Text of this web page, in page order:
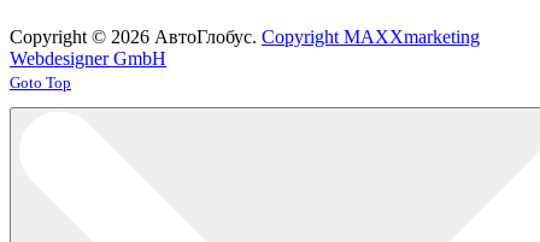
Copyright © 2026 АвтоГлобус. Copyright MAXXmarketing
Webdesigner GmbH
Joomla! 3 Templates
Goto Top